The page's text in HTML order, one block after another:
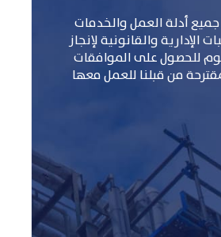
أدلة العمل والخدمات
والقانونية لإنجاز
للحصول على الموافقات
من قبلنا للعمل معها